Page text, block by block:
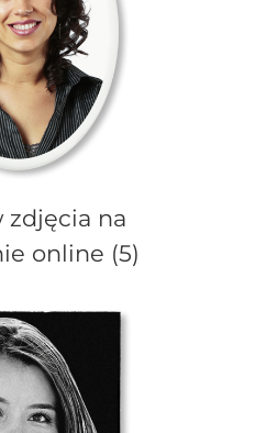
zdjęcia na
online (5)